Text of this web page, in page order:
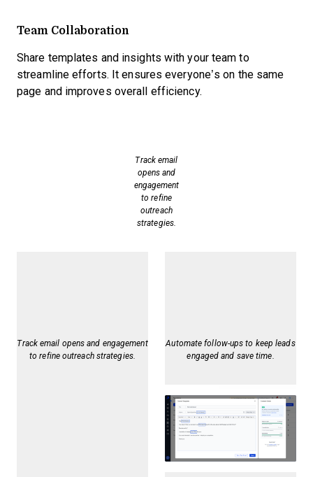
Team Collaboration
Share templates and insights with your team to
streamline efforts. It ensures everyone’s on the same
page and improves overall efficiency.
Track email
opens and
engagement
to refine
outreach
strategies.
Track email opens and engagement
to refine outreach strategies.
Automate follow-ups to keep leads
engaged and save time.